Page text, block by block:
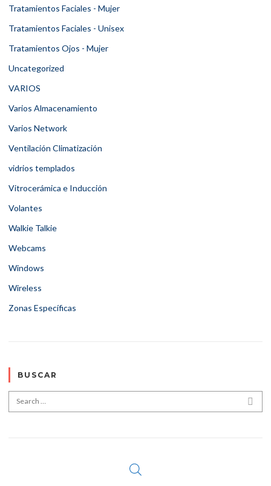
Tratamientos Faciales - Mujer
Tratamientos Faciales - Unisex
Tratamientos Ojos - Mujer
Uncategorized
VARIOS
Varios Almacenamiento
Varios Network
Ventilación Climatización
vidrios templados
Vitrocerámica e Inducción
Volantes
Walkie Talkie
Webcams
Windows
Wireless
Zonas Específicas
BUSCAR
Search for: